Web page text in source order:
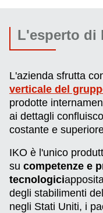
L'esperto di
L'azienda sfrutta
verticale del
prodotte
ai dettagli
costante e
IKO è l'unico
su competenze e
tecnologici
degli stabilimenti
negli Stati Uniti, i